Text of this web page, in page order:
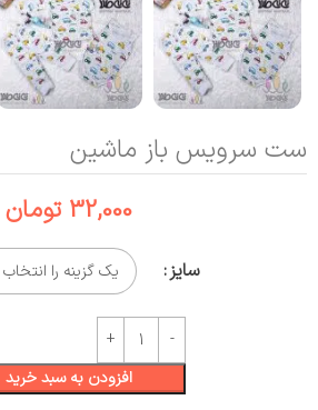
ست سرویس باز ماشین
32,000 تومان
سایز
افزودن به سبد خرید